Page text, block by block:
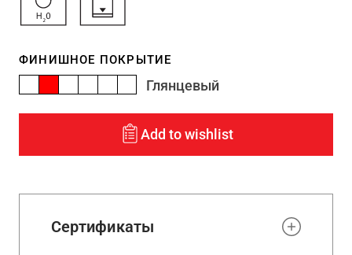
ФИНИШНОЕ ПОКРЫТИЕ
Глянцевый
Add to wishlist
Сертификаты